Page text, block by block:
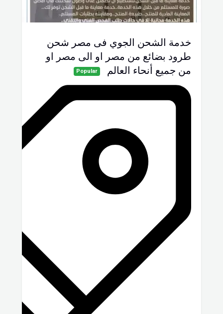
خدمة الشحن الجوي فى مصر شحن
طرود بضائع من مصر او الى مصر او
من جميع أنحاء العالم
Popular